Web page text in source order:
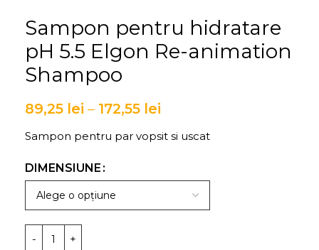
Sampon pentru hidratare
pH 5.5 Elgon Re-animation
Shampoo
89,25 lei – 172,55 lei
Sampon pentru par vopsit si uscat
DIMENSIUNE